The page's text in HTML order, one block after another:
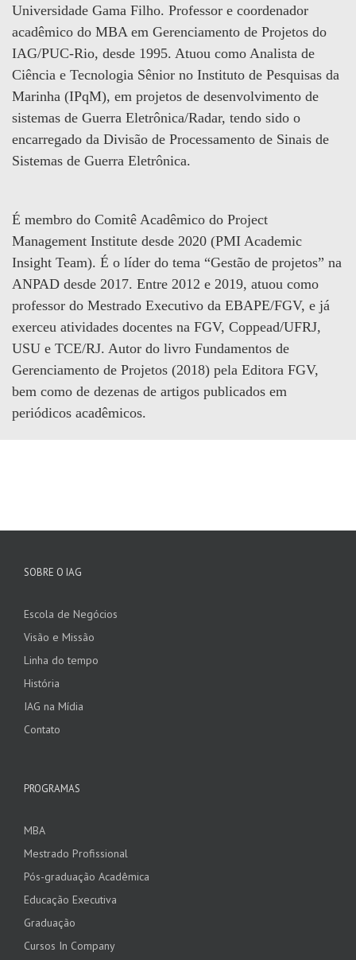
Universidade Gama Filho. Professor e coordenador
acadêmico do MBA em Gerenciamento de Projetos do
IAG/PUC-Rio, desde 1995. Atuou como Analista de
Ciência e Tecnologia Sênior no Instituto de Pesquisas da
Marinha (IPqM), em projetos de desenvolvimento de
sistemas de Guerra Eletrônica/Radar, tendo sido o
encarregado da Divisão de Processamento de Sinais de
Sistemas de Guerra Eletrônica.
É membro do Comitê Acadêmico do Project
Management Institute desde 2020 (PMI Academic
Insight Team). É o líder do tema “Gestão de projetos” na
ANPAD desde 2017. Entre 2012 e 2019, atuou como
professor do Mestrado Executivo da EBAPE/FGV, e já
exerceu atividades docentes na FGV, Coppead/UFRJ,
USU e TCE/RJ. Autor do livro Fundamentos de
Gerenciamento de Projetos (2018) pela Editora FGV,
bem como de dezenas de artigos publicados em
periódicos acadêmicos.
SOBRE O IAG
Escola de Negócios
Visão e Missão
Linha do tempo
História
IAG na Mídia
Contato
PROGRAMAS
MBA
Mestrado Profissional
Pós-graduação Acadêmica
Educação Executiva
Graduação
Cursos In Company